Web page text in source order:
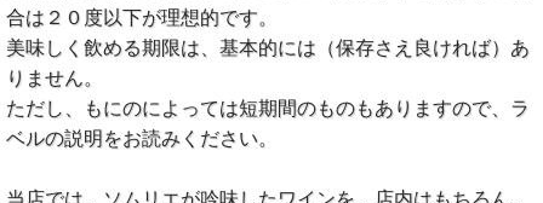
合は２０度以下が理想的です。
美味しく飲める期限は、基本的には（保存さえ良ければ）あ
りません。
ただし、もにのによっては短期間のものもありますので、ラ
ベルの説明をお読みください。
当店では、ソムリエが吟味したワインを、店内はもちろん、